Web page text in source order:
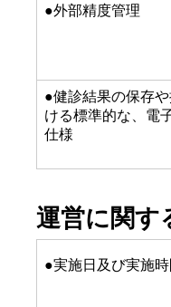
●外部精度管理
●健診結果の保存
ける標準的な、電
仕様
運営に関す
●実施日及び実施時